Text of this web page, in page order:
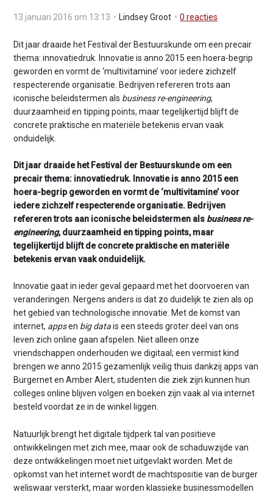
a
t
o
n
J
u
m
t
o
m
a
n
c
o
t
e
n
t
13 januari 2016 om 13:13 Lindsey Groot 0 reacties
Dit jaar draaide het Festival der Bestuurskunde om een precair
thema: innovatiedruk. Innovatie is anno 2015 een hoera-begrip
geworden en vormt de ‘multivitamine’ voor iedere zichzelf
respecterende organisatie. Bedrijven refereren trots aan
iconische beleidstermen als business re-engineering,
duurzaamheid en tipping points, maar tegelijkertijd blijft de
concrete praktische en materiële betekenis ervan vaak
onduidelijk.
Dit jaar draaide het Festival der Bestuurskunde om een
precair thema: innovatiedruk. Innovatie is anno 2015 een
hoera-begrip geworden en vormt de ‘multivitamine’ voor
iedere zichzelf respecterende organisatie. Bedrijven
refereren trots aan iconische beleidstermen als business re-
engineering, duurzaamheid en tipping points, maar
tegelijkertijd blijft de concrete praktische en materiële
betekenis ervan vaak onduidelijk.
Innovatie gaat in ieder geval gepaard met het doorvoeren van
veranderingen. Nergens anders is dat zo duidelijk te zien als op
het gebied van technologische innovatie. Met de komst van
internet, appsen big datais een steeds groter deel van ons
leven zich online gaan afspelen. Niet alleen onze
vriendschappen onderhouden we digitaal; een vermist kind
brengen we anno 2015 gezamenlijk veilig thuis dankzij apps van
Burgernet en Amber Alert, studenten die ziek zijn kunnen hun
colleges online blijven volgen en boeken zijn vaak al via internet
besteld voordat ze in de winkel liggen.
Natuurlijk brengt het digitale tijdperk tal van positieve
ontwikkelingen met zich mee, maar ook de schaduwzijde van
deze ontwikkelingen moet niet uitgevlakt worden. Met de
opkomst van het internet wordt de machtspositie van de burger
weliswaar versterkt, maar worden klassieke businessmodellen